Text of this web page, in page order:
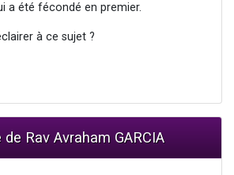
a été fécondé en premier.
à ce sujet ?
Rav Avraham GARCIA